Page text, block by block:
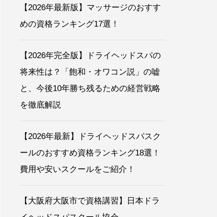
【2026年最新版】マッサージのおすす
めの資格ランキング17選！
【2026年完全版】ドライヘッドスパの
将来性は？「飽和・オワコン説」の嘘
と、今後10年勝ち残るための経営戦略
を徹底解説
【2026年最新】ドライヘッドスパスク
ールのおすすめ資格ランキング18選！
費用や安いスクールをご紹介！
【大阪府大阪市で資格講習】日本ドラ